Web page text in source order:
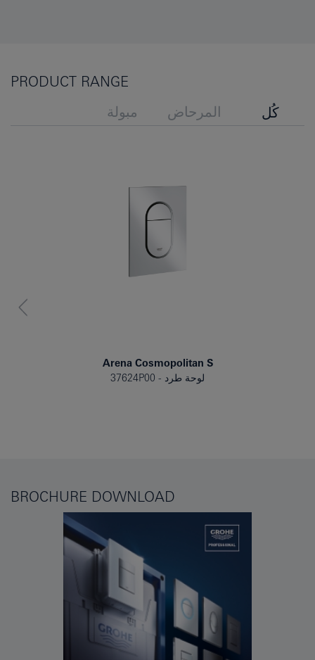
PRODUCT RANGE
كُل المرحاض مبولة
Arena Cosmopolitan S
لوحة طرد
37624P00
BROCHURE DOWNLOAD